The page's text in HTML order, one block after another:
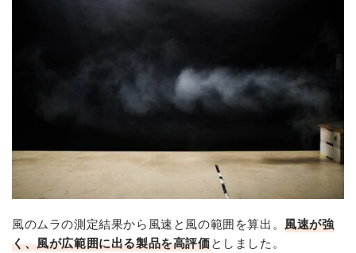
風のムラの測定結果から風速と風の範囲を算出。風速が強
く、風が広範囲に出る製品を高評価としました。